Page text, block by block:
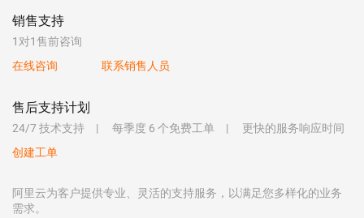
销售支持
1对1售前咨询
在线咨询
联系销售人员
售后支持计划
24/7 技术支持 每季度 6 个免费工单
更快的服务响应时间
创建工单
阿里云为客户提供专业、灵活的支持服务，以满足您多样化的业务
需求。